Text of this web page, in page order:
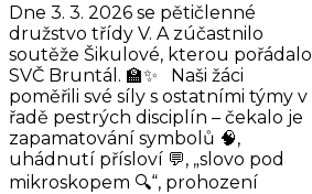
Dne 3. 3. 2026 se pětičlenné
družstvo třídy V. A zúčastnilo
soutěže Šikulové, kterou pořádalo
SVČ Bruntál. 🏫✨ Naši žáci
poměřili své síly s ostatními týmy v
řadě pestrých disciplín – čekalo je
zapamatování symbolů 🧠,
uhádnutí přísloví 💬, „slovo pod
mikroskopem 🔍“, prohození